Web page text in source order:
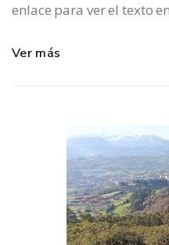
enlace para ver el texto
Ver más